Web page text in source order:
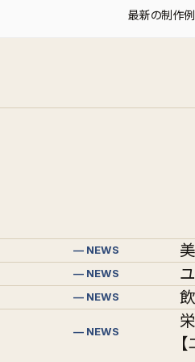
最新の制作
— NEWS
— NEWS
— NEWS
— NEWS